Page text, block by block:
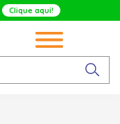
Clique aqui!